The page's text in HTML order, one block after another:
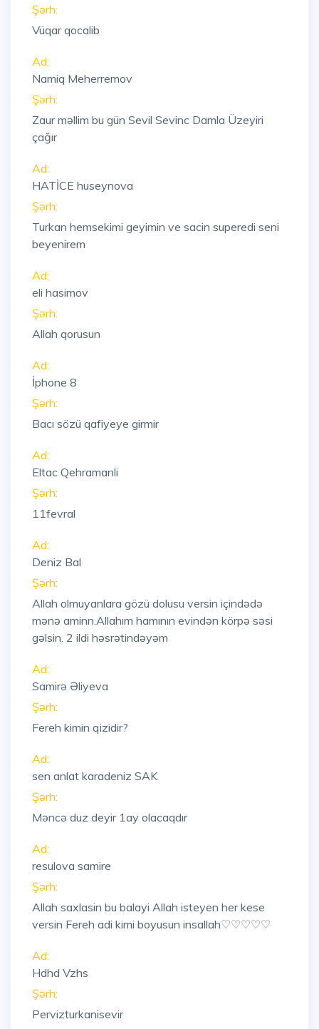
Şərh:
Vüqar qocalib
Ad:
Namiq Meherremov
Şərh:
Zaur məllim bu gün Sevil Sevinc Damla Üzeyiri
çağır
Ad:
HATİCE huseynova
Şərh:
Turkan hemsekimi geyimin ve sacin superedi seni
beyenirem
Ad:
eli hasimov
Şərh:
Allah qorusun
Ad:
İphone 8
Şərh:
Bacı sözü qafiyeye girmir
Ad:
Eltac Qehramanli
Şərh:
11fevral
Ad:
Deniz Bal
Şərh:
Allah olmuyanlara gözü dolusu versin içindədə
mənə aminn.Allahım hamının evindən körpə səsi
gəlsin. 2 ildi həsrətindəyəm
Ad:
Samirə Əliyeva
Şərh:
Fereh kimin qizidir?
Ad:
sen anlat karadeniz SAK
Şərh:
Məncə duz deyir 1ay olacaqdır
Ad:
resulova samire
Şərh:
Allah saxlasin bu balayi Allah isteyen her kese
versin Fereh adi kimi boyusun insallah♡♡♡♡♡
Ad:
Hdhd Vzhs
Şərh:
Pervizturkanisevir